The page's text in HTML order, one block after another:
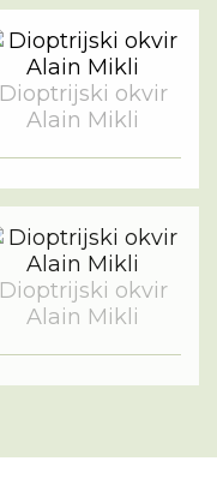
Dioptrijski okvir
Alain Mikli
Dioptrijski okvir
Alain Mikli